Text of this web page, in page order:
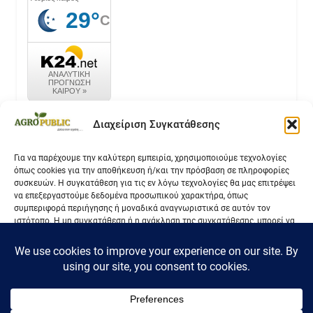
Διαχείριση Συγκατάθεσης
Για να παρέχουμε την καλύτερη εμπειρία, χρησιμοποιούμε τεχνολογίες
όπως cookies για την αποθήκευση ή/και την πρόσβαση σε πληροφορίες
συσκευών. Η συγκατάθεση για τις εν λόγω τεχνολογίες θα μας επιτρέψει
να επεξεργαστούμε δεδομένα προσωπικού χαρακτήρα, όπως
συμπεριφορά περιήγησης ή μοναδικά αναγνωριστικά σε αυτόν τον
ιστότοπο. Η μη συγκατάθεση ή η ανάκληση της συγκατάθεσης, μπορεί να
Αποδοχή
Δεν αποδέχομαι
καιρός k24.net
Επικοινωνία
Όροι Χρήσης